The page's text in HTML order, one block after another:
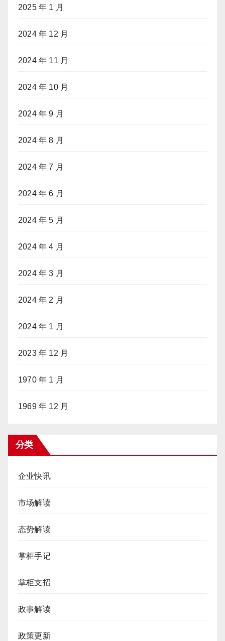
2025 年 1 月
2024 年 12 月
2024 年 11 月
2024 年 10 月
2024 年 9 月
2024 年 8 月
2024 年 7 月
2024 年 6 月
2024 年 5 月
2024 年 4 月
2024 年 3 月
2024 年 2 月
2024 年 1 月
2023 年 12 月
1970 年 1 月
1969 年 12 月
分类
企业快讯
市场解读
态势解读
掌柜手记
掌柜支招
政事解读
政策更新